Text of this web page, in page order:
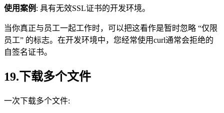
使用案例 : 具有无效SSL证书的开发环境。
当你真正与员工一起工作时，可以把这看作是暂时忽略 “仅限
员工” 的标志。在开发环境中，您经常使用curl通常会拒绝的
自签名证书。
19.下载多个文件
一次下载多个文件: